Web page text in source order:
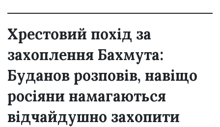
Хрестовий похід за
захоплення Бахмута:
Буданов розповів, навіщо
росіяни намагаються
відчайдушно захопити